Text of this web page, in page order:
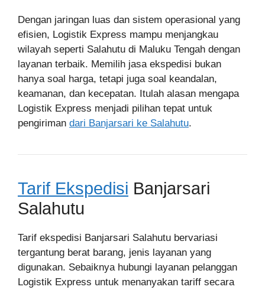
Dengan jaringan luas dan sistem operasional yang
efisien, Logistik Express mampu menjangkau
wilayah seperti Salahutu di Maluku Tengah dengan
layanan terbaik. Memilih jasa ekspedisi bukan
hanya soal harga, tetapi juga soal keandalan,
keamanan, dan kecepatan. Itulah alasan mengapa
Logistik Express menjadi pilihan tepat untuk
pengiriman dari Banjarsari ke Salahutu.
Tarif Ekspedisi Banjarsari
Salahutu
Tarif ekspedisi Banjarsari Salahutu bervariasi
tergantung berat barang, jenis layanan yang
digunakan. Sebaiknya hubungi layanan pelanggan
Logistik Express untuk menanyakan tariff secara